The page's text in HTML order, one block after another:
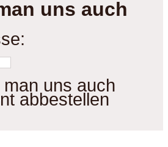
uns auch
uns auch
abbestellen